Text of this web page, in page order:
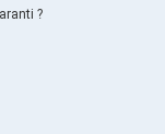
?